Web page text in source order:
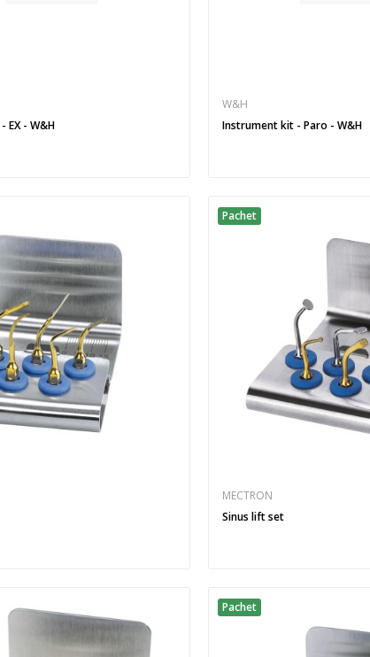
EX - W&H
W&H
Instrument kit - Paro - W&H
Pachet
MECTRON
Sinus lift set
Pachet